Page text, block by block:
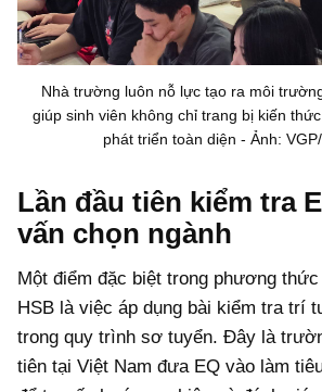
Nhà trường luôn nỗ lực tạo ra môi
giúp sinh viên không chỉ trang bị kiến
phát triển toàn diện - Ảnh:
Lần đầu tiên kiểm tra
vấn chọn ngành
Một điểm đặc biệt trong phương
HSB là việc áp dụng bài kiểm tra trí
trong quy trình sơ tuyển. Đây là
tiên tại Việt Nam đưa EQ vào làm